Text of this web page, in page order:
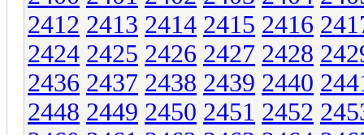
2412 2413 2414 2415 2416
2424 2425 2426 2427 2428
2436 2437 2438 2439 2440
2448 2449 2450 2451 2452